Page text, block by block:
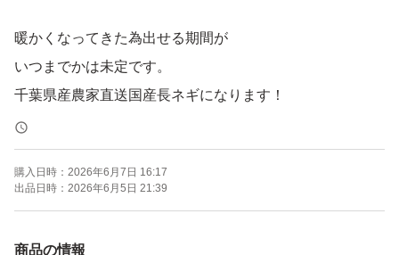
暖かくなってきた為出せる期間が
いつまでかは未定です。
千葉県産農家直送国産長ネギになります！
●規格外とは
曲がり
根っこが切れている
購入日時： 2026年6月7日 16:17
出品日時： 2026年6月5日 21:39
商品の情報